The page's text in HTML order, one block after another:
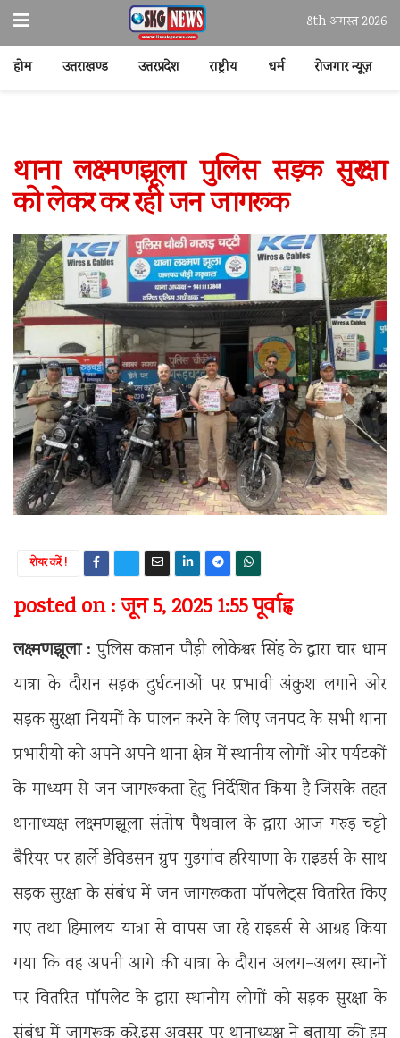
8th अगस्त 2026
होम उत्तराखण्ड उत्तरप्रदेश राष्ट्रीय धर्म रोजगार न्यूज़
थाना लक्ष्मणझूला पुलिस सड़क सुरक्षा
को लेकर कर रही जन जागरूक
शेयर करें !
posted on : जून 5, 2025 1:55 पूर्वाह्न
लक्ष्मणझूला : पुलिस कप्तान पौड़ी लोकेश्वर सिंह के द्वारा चार धाम
यात्रा के दौरान सड़क दुर्घटनाओं पर प्रभावी अंकुश लगाने ओर
सड़क सुरक्षा नियमों के पालन करने के लिए जनपद के सभी थाना
प्रभारीयो को अपने अपने थाना क्षेत्र में स्थानीय लोगों ओर पर्यटकों
के माध्यम से जन जागरूकता हेतु निर्देशित किया है जिसके तहत
थानाध्यक्ष लक्ष्मणझूला संतोष पैथवाल के द्वारा आज गरुड़ चट्टी
बैरियर पर हार्ले डेविडसन ग्रुप गुड़गांव हरियाणा के राइडर्स के साथ
सड़क सुरक्षा के संबंध में जन जागरूकता पाॅपलेट्स वितरित किए
गए तथा हिमालय यात्रा से वापस जा रहे राइडर्स से आग्रह किया
गया कि वह अपनी आगे की यात्रा के दौरान अलग–अलग स्थानों
पर वितरित पाॅपलेट के द्वारा स्थानीय लोगों को सड़क सुरक्षा के